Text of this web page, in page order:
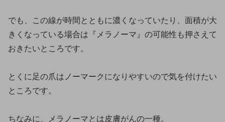
でも、この線が時間とともに濃くなっていたり、面積が大
きくなっている場合は『メラノーマ』の可能性も押さえて
おきたいところです。
とくに足の爪はノーマークになりやすいので気を付けたい
ところです。
ちなみに、メラノーマとは皮膚がんの一種。